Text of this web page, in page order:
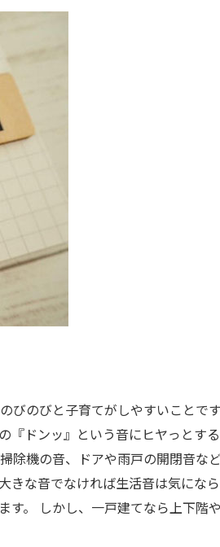
のびと子育てがしやすいことで
ドンッ』という音にヒヤっとする
機の音、ドアや雨戸の開閉音な
な音でなければ生活音は気にな
。 しかし、一戸建てなら上下階